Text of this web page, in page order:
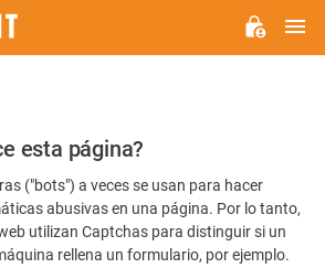
esta página?
("bots") a veces se usan para hacer
abusivas en una página. Por lo tanto,
utilizan Captchas para distinguir si un
rellena un formulario, por ejemplo.